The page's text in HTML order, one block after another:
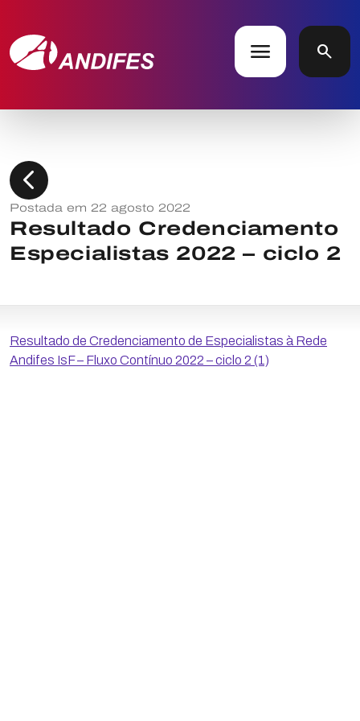
menu search
chevron_left
Postada em 22 agosto 2022
Resultado Credenciamento
Especialistas 2022 – ciclo 2
Resultado de Credenciamento de Especialistas à Rede
Andifes IsF – Fluxo Contínuo 2022 – ciclo 2 (1)